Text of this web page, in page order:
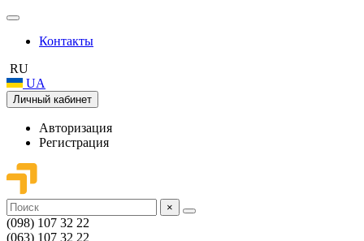
Контакты
RU
UA
Личный кабинет
Авторизация
Регистрация
×
(098) 107 32 22
(063) 107 32 22